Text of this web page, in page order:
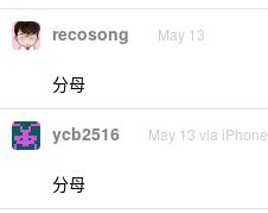
recosong May 13
分母
ycb2516 May 13 via iPhone
分母